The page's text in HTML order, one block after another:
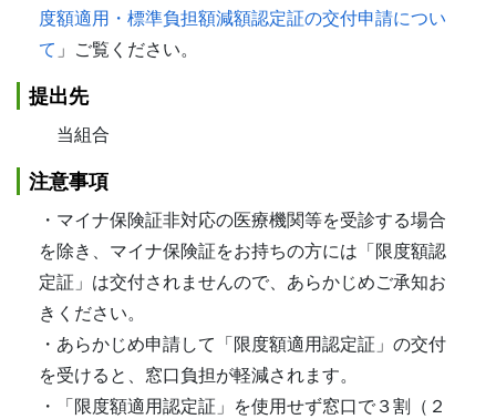
度額適用・標準負担額減額認定証の交付申請につい
て 」ご覧ください。
提出先
当組合
注意事項
・マイナ保険証非対応の医療機関等を受診する場合
を除き、マイナ保険証をお持ちの方には「限度額認
定証」は交付されませんので、あらかじめご承知お
きください。
・あらかじめ申請して「限度額適用認定証」の交付
を受けると、窓口負担が軽減されます。
・「限度額適用認定証」を使用せず窓口で３割（２